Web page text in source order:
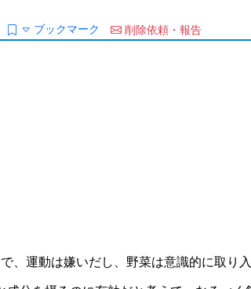
ブックマーク 削除依頼・報告